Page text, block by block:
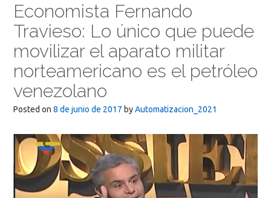
Economista Fernando
Travieso: Lo único que puede
movilizar el aparato militar
norteamericano es el petróleo
venezolano
Posted on 8 de junio de 2017 byAutomatizacion_2021